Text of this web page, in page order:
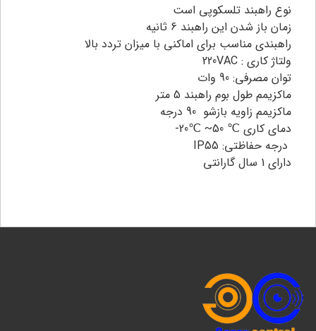
نوع راهبند تلسکوپی است
زمان باز شدن این راهبند 6 ثانیه
راهبندی مناسب برای اماکنی با میزان تردد بالا
ولتاژ کاری : 220VAC
توان مصرفی: 90 وات
ماکزیمم طول بوم راهبند 5 متر
ماکزیمم زاویه بازشو 90 درجه
دمای کاری ℃ 50~ ℃20-
درجه حفاظتی: IP55
دارای 1 سال گارانتی